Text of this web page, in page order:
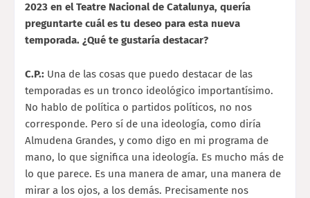
2023 en el Teatre Nacional de Catalunya, quería
preguntarte cuál es tu deseo para esta nueva
temporada. ¿Qué te gustaría destacar?
C.P.: Una de las cosas que puedo destacar de las
temporadas es un tronco ideológico importantísimo.
No hablo de política o partidos políticos, no nos
corresponde. Pero sí de una ideología, como diría
Almudena Grandes, y como digo en mi programa de
mano, lo que significa una ideología. Es mucho más de
lo que parece. Es una manera de amar, una manera de
mirar a los ojos, a los demás. Precisamente nos